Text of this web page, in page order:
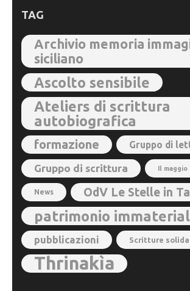
TAG
Archivio memoria
siciliano
Ascolto sensibile
Ateliers di scrittura
autobiografica
formazione Gruppo di
Gruppo di scrittura Il
News OdV Le Stelle in
patrimonio
pubblicazioni Scritture
Thrinakìa